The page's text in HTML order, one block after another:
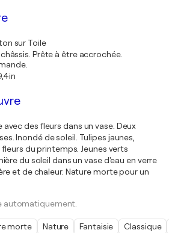
sur Toile
Prête à être accrochée.
des fleurs dans un vase. Deux
Inondé de soleil. Tulipes jaunes,
du printemps. Jeunes verts
du soleil dans un vase d'eau en verre
et de chaleur. Nature morte pour un
automatiquement.
morte Nature Fantaisie Classique